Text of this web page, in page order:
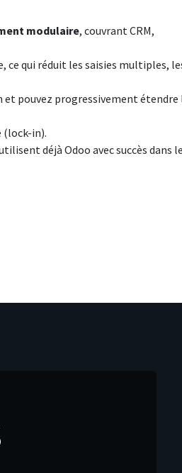
modulaire, couvrant CRM,
ce qui réduit les saisies multiples,
et pouvez progressivement étendre
(lock-in).
déjà Odoo avec succès dans